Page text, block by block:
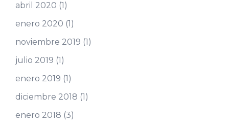
abril 2020 (1)
enero 2020 (1)
noviembre 2019 (1)
julio 2019 (1)
enero 2019 (1)
diciembre 2018 (1)
enero 2018 (3)